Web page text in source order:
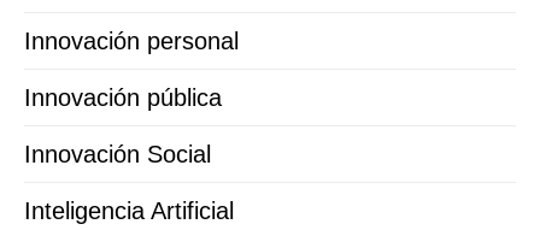
Innovación personal
Innovación pública
Innovación Social
Inteligencia Artificial